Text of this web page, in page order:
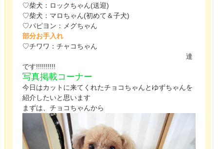
♡柴犬：ロックちゃん(送迎)
♡柴犬：マロちゃん(初めて＆子犬)
♡パピヨン：メグちゃん
部分お手入れ
♡チワワ：チャコちゃん
達
です!!!!!!!!!!
写真掲載コーナー
今日はカットに来てくれたチョコちゃんとゆずちゃんを
紹介したいと思います
まずは、チョコちゃんから